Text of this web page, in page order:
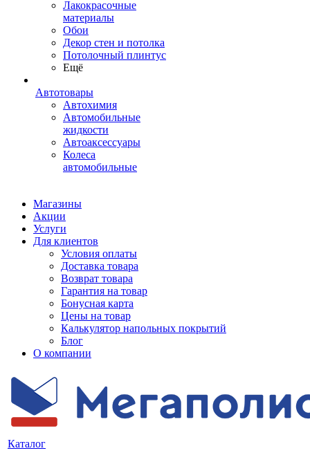
Лакокрасочные
материалы
Обои
Декор стен и потолка
Потолочный плинтус
Ещё
Автотовары
Автохимия
Автомобильные
жидкости
Автоаксессуары
Колеса
автомобильные
Магазины
Акции
Услуги
Для клиентов
Условия оплаты
Доставка товара
Возврат товара
Гарантия на товар
Бонусная карта
Цены на товар
Калькулятор напольных покрытий
Блог
О компании
Каталог